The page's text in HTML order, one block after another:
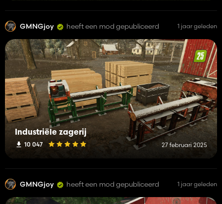
GMNGjoy heeft een mod gepubliceerd 1 jaar geleden
Industriële zagerij
10 047 27 februari 2025
GMNGjoy heeft een mod gepubliceerd 1 jaar geleden